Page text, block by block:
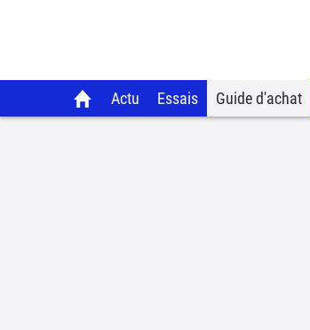
Actu Essais Guide d'achat